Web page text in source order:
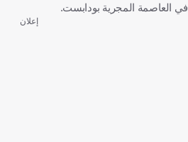
في العاصمة المجرية بودابست.
إعلان